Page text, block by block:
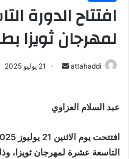
افتتاح الدورة
لمهرجان ثويزا
attahaddi
ل
ر
21 يوليو 2025
عبد السلام العزاوي
التاسعة عشرة لمهرجان ثويزا،